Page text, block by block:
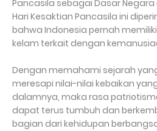
Pancasila sebagai Dasar
Hari Kesaktian Pancasila ini
bahwa Indonesia pernah
kelam terkait dengan
Dengan memahami sejarah
meresapi nilai-nilai kebaikan
dalamnya, maka rasa
dapat terus tumbuh dan
bagian dari kehidupan